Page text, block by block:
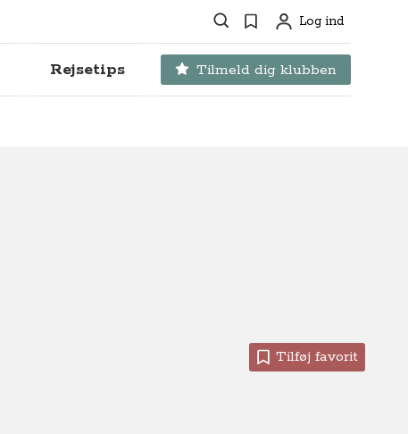
Søg Favoritter
ProfilLog ind
Rejsetips Tilmeld dig klubben
Tilføj favorit